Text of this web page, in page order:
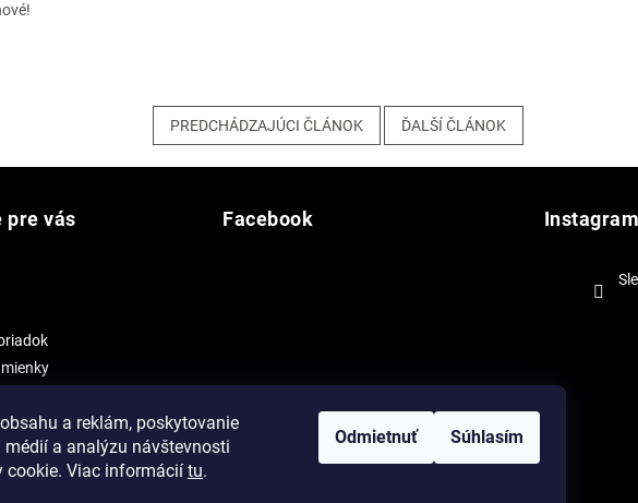
a reklám, poskytovanie
a analýzu návštevnosti
cookie. Viac informácií tu.
Odmietnuť Súhlasím
PREDCHÁDZAJÚCI ČLÁNOK ĎALŠÍ ČLÁNOK
pre vás Facebook Instagram